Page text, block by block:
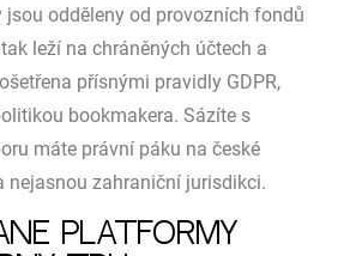
jsou odděleny od provozních fondů
leží na chráněných účtech a
přísnými pravidly GDPR,
bookmakera. Sázíte s
máte právní páku na české
nejasnou zahraniční jurisdikci.
platformy